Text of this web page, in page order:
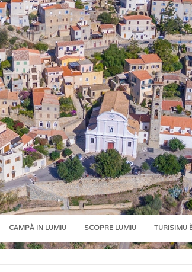
CAMPÀ IN LUMIU SCOPRE LUMIU TURISIMU